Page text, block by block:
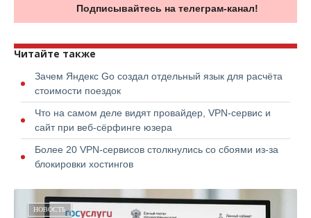
Подписывайтесь на телеграм-канал!
Читайте также
Зачем Яндекс Go создал отдельный язык для расчёта
стоимости поездок
Что на самом деле видят провайдер, VPN-сервис и
сайт при веб-сёрфинге юзера
Более 20 VPN-сервисов столкнулись со сбоями из-за
блокировки хостингов
НОВОСТЬ